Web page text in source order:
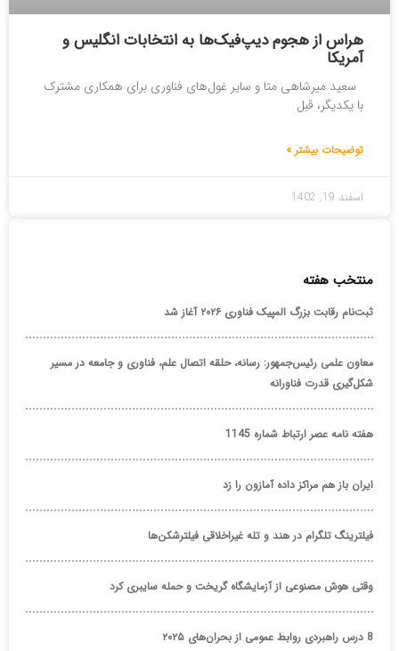
هراس از هجوم دیپ‌فیک‌ها به انتخابات انگلیس و
آمریکا
سعید میرشاهی متا و سایر غول‌های فناوری برای همکاری مشترک
با یکدیگر، قبل
توضیحات بیشتر »
اسفند 19, 1402
منتخب هفته
ثبت‌نام رقابت بزرگ المپیک فناوری ۲۰۲۶ آغاز شد
معاون علمی رئیس‌جمهور: رسانه، حلقه اتصال علم، فناوری و جامعه در مسیر
شکل‌گیری قدرت فناورانه
هفته نامه عصر ارتباط شماره 1145
ایران باز هم مراکز داده آمازون را زد
فیلترینگ تلگرام در هند و تله غیراخلاقی فیلترشکن‌ها
وقتی هوش مصنوعی از آزمایشگاه گریخت و حمله سایبری کرد
8 درس راهبردی روابط عمومی از بحران‌های ۲۰۲۵